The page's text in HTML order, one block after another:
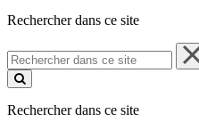
Rechercher dans ce site
Rechercher
dans
ce
Rechercher dans ce site